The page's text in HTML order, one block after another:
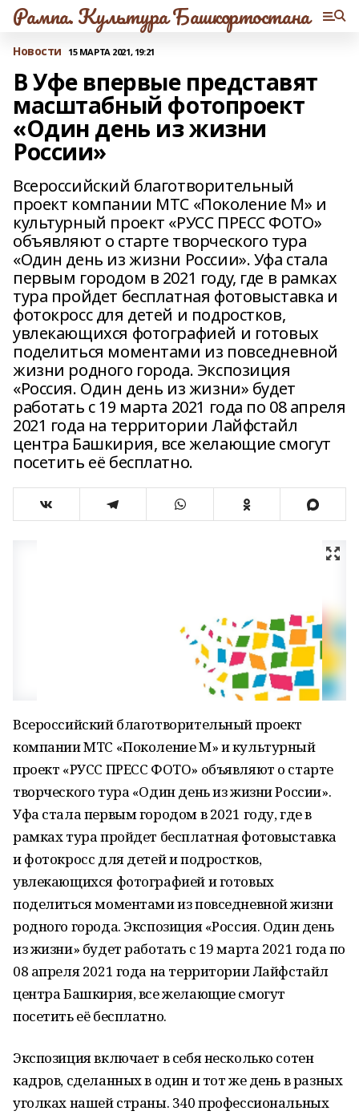
Рампа. Культура Башкортостана
Новости 15 МАРТА 2021, 19:21
В Уфе впервые представят
масштабный фотопроект
«Один день из жизни
России»
Всероссийский благотворительный
проект компании МТС «Поколение М» и
культурный проект «РУСС ПРЕСС ФОТО»
объявляют о старте творческого тура
«Один день из жизни России». Уфа стала
первым городом в 2021 году, где в рамках
тура пройдет бесплатная фотовыставка и
фотокросс для детей и подростков,
увлекающихся фотографией и готовых
поделиться моментами из повседневной
жизни родного города. Экспозиция
«Россия. Один день из жизни» будет
работать с 19 марта 2021 года по 08 апреля
2021 года на территории Лайфстайл
центра Башкирия, все желающие смогут
посетить её бесплатно.
Всероссийский благотворительный проект
компании МТС «Поколение М» и культурный
проект «РУСС ПРЕСС ФОТО» объявляют о старте
творческого тура «Один день из жизни России».
Уфа стала первым городом в 2021 году, где в
рамках тура пройдет бесплатная фотовыставка
и фотокросс для детей и подростков,
увлекающихся фотографией и готовых
поделиться моментами из повседневной жизни
родного города. Экспозиция «Россия. Один день
из жизни» будет работать с 19 марта 2021 года по
08 апреля 2021 года на территории Лайфстайл
центра Башкирия, все желающие смогут
посетить её бесплатно.
Экспозиция включает в себя несколько сотен
кадров, сделанных в один и тот же день в разных
уголках нашей страны. 340 профессиональных